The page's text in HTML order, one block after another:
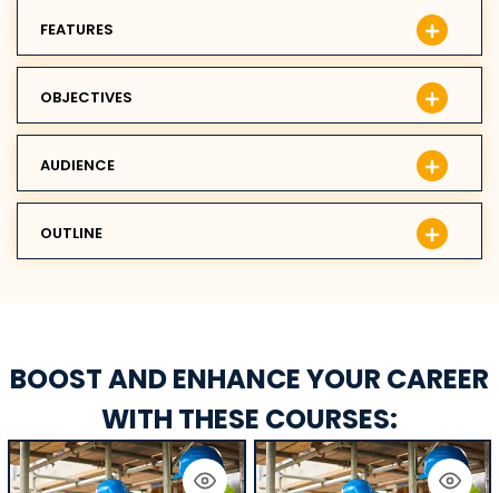
FEATURES
OBJECTIVES
AUDIENCE
OUTLINE
BOOST AND ENHANCE YOUR CAREER
WITH THESE COURSES: